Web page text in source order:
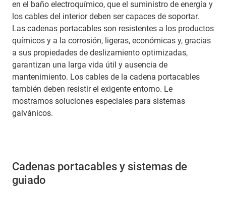
en el baño electroquímico, que el suministro de energía y
los cables del interior deben ser capaces de soportar.
Las cadenas portacables son resistentes a los productos
químicos y a la corrosión, ligeras, económicas y, gracias
a sus propiedades de deslizamiento optimizadas,
garantizan una larga vida útil y ausencia de
mantenimiento. Los cables de la cadena portacables
también deben resistir el exigente entorno. Le
mostramos soluciones especiales para sistemas
galvánicos.
Cadenas portacables y sistemas de
guiado